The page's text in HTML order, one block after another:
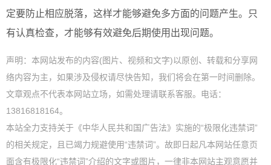
定要防止相应脱落，这样才能够避免多方面的问题产生。只
有认真检查，才能够有效避免后期使用出现问题。
声明：本网站发布的内容(图片、视频和文字)以原创、转载和分享网
络内容为主，如果涉及侵权请尽快告知，我们将会在第一时间删除。
文章观点不代表本网站立场，如需处理请联系客服。电话：
13816818164。
本站全力支持关于《中华人民共和国广告法》实施的“极限化违禁词”
的相关规定，且已竭力规避使用“违禁词”。故即日起凡本网站任意页
面含有极限化“违禁词”介绍的文字或图片，一律非本网站主观意愿并